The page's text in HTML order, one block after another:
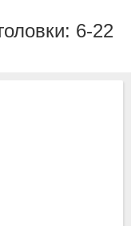
6-22